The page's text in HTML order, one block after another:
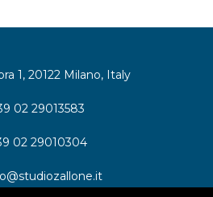
1, 20122 Milano, Italy
02 29013583
02 29010304